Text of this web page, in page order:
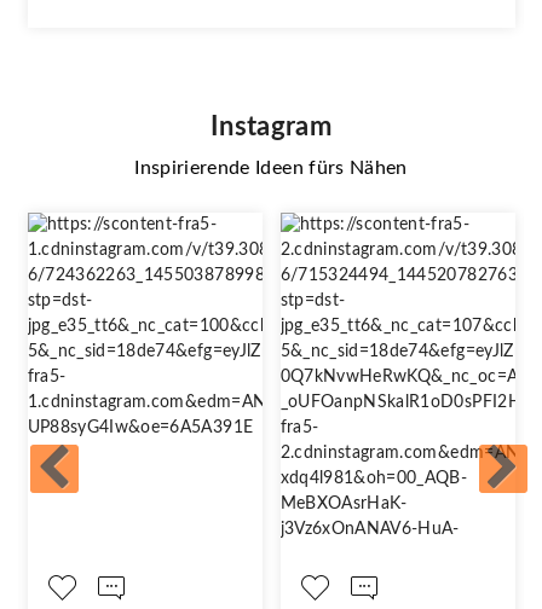
Instagram
Inspirierende Ideen fürs Nähen